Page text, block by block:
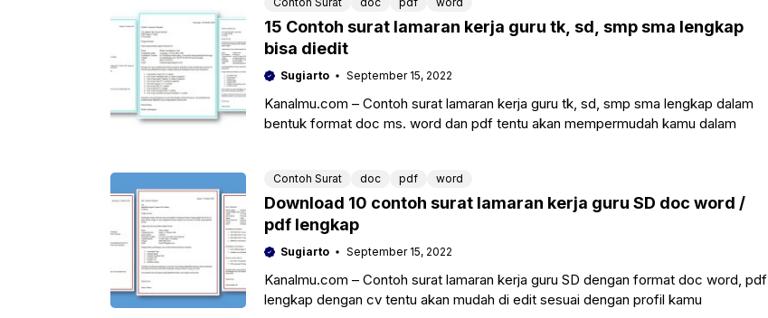
15 Contoh surat lamaran kerja guru tk, sd, smp sma lengkap
bisa diedit
Sugiarto September 15, 2022
Kanalmu.com – Contoh surat lamaran kerja guru tk, sd, smp sma lengkap dalam
bentuk format doc ms. word dan pdf tentu akan mempermudah kamu dalam
Contoh Surat doc pdf word
Download 10 contoh surat lamaran kerja guru SD doc word /
pdf lengkap
Sugiarto September 15, 2022
Kanalmu.com – Contoh surat lamaran kerja guru SD dengan format doc word, pdf
lengkap dengan cv tentu akan mudah di edit sesuai dengan profil kamu